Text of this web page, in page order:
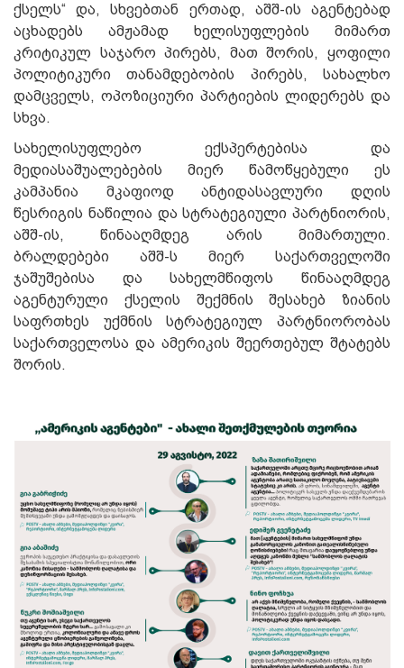
ქსელს“ და, სხვებთან ერთად, აშშ-ის აგენტებად
აცხადებს ამჟამად ხელისუფლების მიმართ
კრიტიკულ საჯარო პირებს, მათ შორის, ყოფილი
პოლიტიკური თანამდებობის პირებს, სახალხო
დამცველს, ოპოზიციური პარტიების ლიდერებს და
სხვა.
Სახელისუფლებო ექსპერტებისა და
მედიასაშუალებების მიერ წამოწყებული ეს
კამპანია მკაფიოდ ანტიდასავლური დღის
წესრიგის ნაწილია და სტრატეგიული პარტნიორის,
აშშ-ის, წინააღმდეგ არის მიმართული.
ბრალდებები აშშ-ს მიერ საქართველოში
ჯაშუშებისა და სახელმწიფოს წინააღმდეგ
აგენტურული ქსელის შექმნის შესახებ ზიანის
საფრთხეს უქმნის სტრატეგიულ პარტნიორობას
საქართველოსა და ამერიკის შეერთებულ შტატებს
შორის.